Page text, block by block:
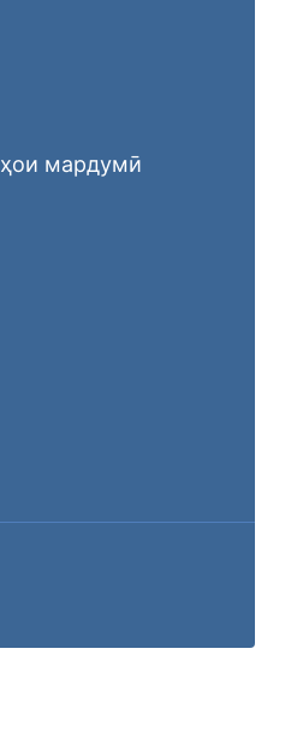
мардумӣ